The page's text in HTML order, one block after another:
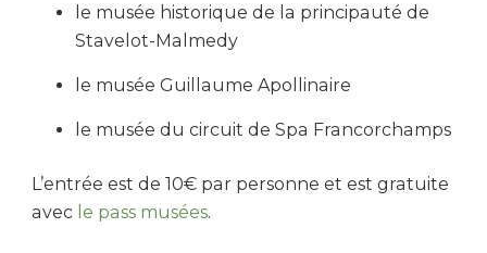
le musée historique de la principauté de
Stavelot-Malmedy
le musée Guillaume Apollinaire
le musée du circuit de Spa Francorchamps
L’entrée est de 10€ par personne et est gratuite
avec le pass musées.